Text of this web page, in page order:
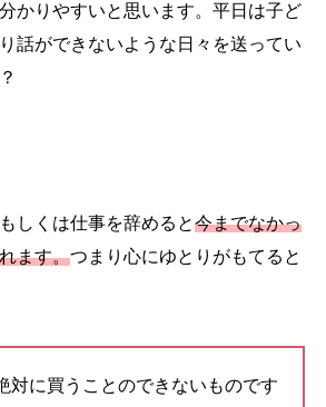
かりやすいと思います。平日は子ど
話ができないような日々を送ってい
しくは仕事を辞めると今までなかっ
ます。つまり心にゆとりがもてると
対に買うことのできないものです